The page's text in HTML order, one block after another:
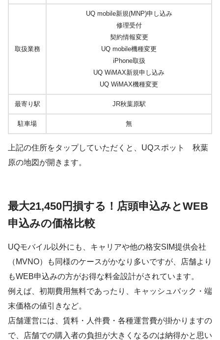
取扱業務
UQ mobile新規(MNP)申し込み
修理受付
契約情報変更
UQ mobile機種変更
iPhone取扱
UQ WiMAX新規申し込み
UQ WiMAX機種変更
最寄り駅 JR秋葉原駅
駐車場 無
上記の住所をタップしていただくと、UQスポット 秋葉
原の地図が開きます。
最大21,450円損する！店頭申込みとWEB
申込みの価格比較
UQモバイル以外にも、キャリアや他の格安SIM提供会社
（MVNO）も同様のケースがかなり多いですが、店舗より
もWEB申込みの方がお得な料金設計がされています。
例えば、初期費用無料であったり、キャッシュバック・端
末価格の値引きなど。
店舗運営には、賃料・人件費・各種運営費が掛かりますの
で、店舗での購入者の負担が大きくなるのは納得かと思い